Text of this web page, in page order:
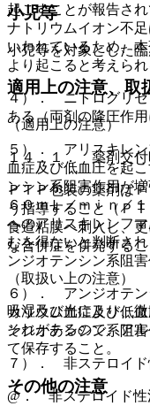
小児等
小児等を対象とした
適用上の注意、取
（適用上の注意）
１４．１． 薬剤交付
ＰＴＰ包装の薬剤は
う指導すること（Ｐ
食道粘膜へ刺入し、
な合併症を併発する
（取扱い上の注意）
吸湿及び光により、
それがあるので、ア
て保存すること。
その他の注意
起こすことが報告さ
ナトリウムイオン不
いわれているため、
より起こると考えられ
４）． ニトログリセ
ある（両剤の降圧作用
５）． アリスキレン
血症及び低血圧を起
ンシン系阻害作用が
６０ｍＬ／ｍｉｎ／
へのアリスキレンフ
むを得ないと判断さ
ンジオテンシン系阻
６）． アンジオテン
カリウム血症及び低
ンジオテンシン系阻
７）． 非ステロイド
@． 非ステロイド性